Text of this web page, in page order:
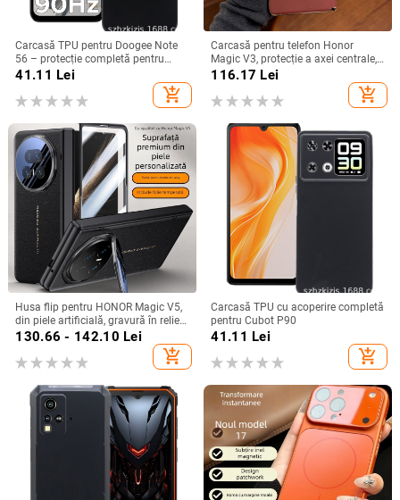
Carcasă TPU pentru Doogee Note
56 – protecție completă pentru
Note 56, Plus și Pro, realizată
41.11 Lei
add_shopping_cart
Carcasă pentru telefon Honor
Magic V3, protecție a axei centrale,
noul model Magic V5, husă ușoară
electroplacare, anti-cădere
116.17 Lei
add_shopping_cart
Husa flip pentru HONOR Magic V5,
din piele artificială, gravură în relief,
stil Ins, anti-cadere
130.66 - 142.10 Lei
add_shopping_cart
Carcasă TPU cu acoperire completă
pentru Cubot P90
41.11 Lei
add_shopping_cart